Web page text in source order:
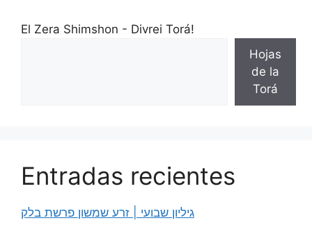
El Zera Shimshon - Divrei Torá!
Hojas
de la
Torá
Entradas recientes
גיליון שבועי | זרע שמשון פרשת בלק